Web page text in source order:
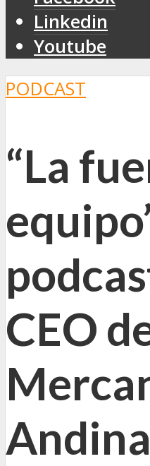
Linkedin
Youtube
PODCAST
“La
CEO
Andina